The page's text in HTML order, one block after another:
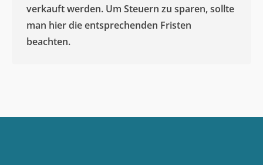
verkauft werden. Um Steuern zu sparen, sollte
man hier die entsprechenden Fristen
beachten.